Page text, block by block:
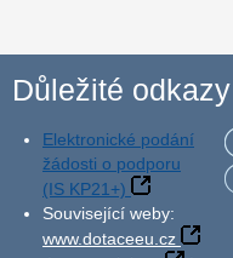
Důležité odkazy
Elektronické podání
žádosti o podporu
(IS KP21+)
Související weby:
www.dotaceeu.cz